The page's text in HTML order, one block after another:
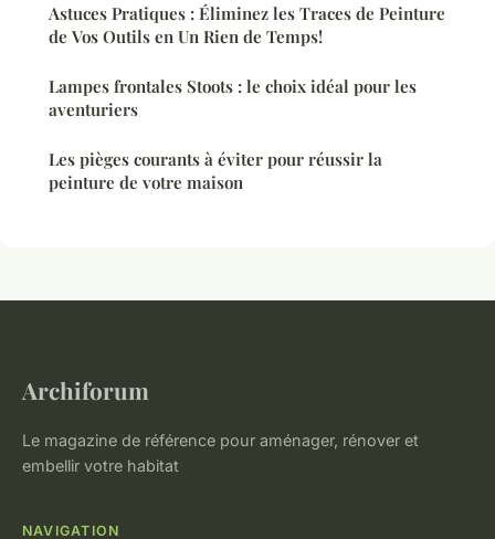
Astuces Pratiques : Éliminez les Traces de Peinture
de Vos Outils en Un Rien de Temps!
Lampes frontales Stoots : le choix idéal pour les
aventuriers
Les pièges courants à éviter pour réussir la
peinture de votre maison
Archiforum
Le magazine de référence pour aménager, rénover et
embellir votre habitat
NAVIGATION